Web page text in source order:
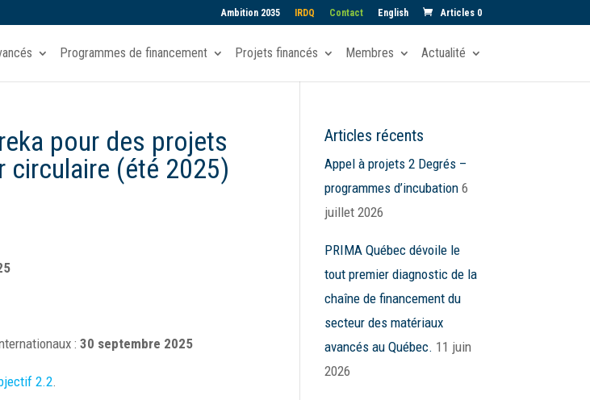
Ambition 2035 IRDQ Contact English Articles 0
Programmes de financement Projets financés Membres Actualité
pour des projets
circulaire (été 2025)
:30 septembre 2025
2.2.
Articles récents
Appel à projets 2 Degrés –
programmes d’incubation 6
juillet 2026
PRIMA Québec dévoile le
tout premier diagnostic de la
chaîne de financement du
secteur des matériaux
avancés au Québec. 11 juin
2026